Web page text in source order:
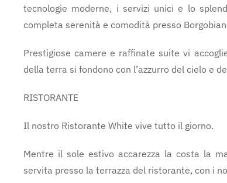
tecnologie moderne, i servizi unici e lo
completa serenità e comodità presso
Prestigiose camere e raffinate suite vi
della terra si fondono con l’azzurro del cielo e
RISTORANTE
Il nostro Ristorante White vive tutto il giorno.
Mentre il sole estivo accarezza la costa la
servita presso la terrazza del ristorante, con i